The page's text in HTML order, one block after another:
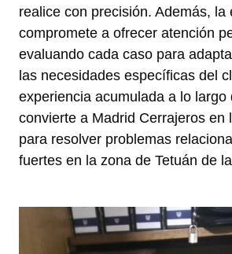
realice con precisión. Además, la
compromete a ofrecer atención
evaluando cada caso para
las necesidades específicas del
experiencia acumulada a lo largo
convierte a Madrid Cerrajeros en
para resolver problemas
fuertes en la zona de Tetuán de